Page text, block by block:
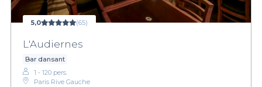
5,0 (65)
L'Audiernes
Bar dansant
1 - 120 pers.
Paris Rive Gauche